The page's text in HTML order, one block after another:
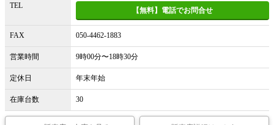
TEL
【無料】電話でお問合せ
FAX 050-4462-1883
営業時間 9時00分〜18時30分
定休日 年末年始
在庫台数 30